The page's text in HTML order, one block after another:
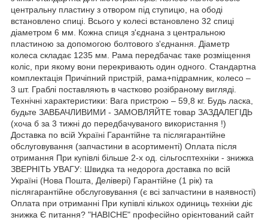
центральну пластину з отвором під ступицю, на ободі
встановлено спиці. Всього у колесі встановлено 32 спиці
діаметром 6 мм. Кожна спиця з'єднана з центральною
пластиною за допомогою болтового з'єднання. Діаметр
колеса складає 1235 мм. Рама передбачає таке розміщення
коліс, при якому вони перекривають один одного. Стандартна
комплектація Причіпний пристрій, рама+підрамник, колесо –
3 шт. Граблі поставляють в частково розібраному вигляді.
Технічні характеристики: Вага пристрою – 59,8 кг. Будь ласка,
будьте ЗАВБАЧЛИВИМИ - ЗАМОВЛЯЙТЕ товар ЗАЗДАЛЕГІДЬ
(хоча б за 3 тижні до передбачуваного використання !)
Доставка по всій Україні Гарантійне та післягарантійне
обслуговування (запчастини в асортименті) Оплата після
отримання При купівлі більше 2-х од. сільгосптехніки - знижка
ЗВЕРНІТЬ УВАГУ: Швидка та недорога доставка по всій
Україні (Нова Пошта, Делівері) Гарантійне (1 рік) та
післягарантійне обслуговування (є всі запчастини в наявності)
Оплата при отриманні При купівлі кількох одиниць техніки діє
знижка Є питання? "НАВІСНЕ" професійно орієнтований сайт